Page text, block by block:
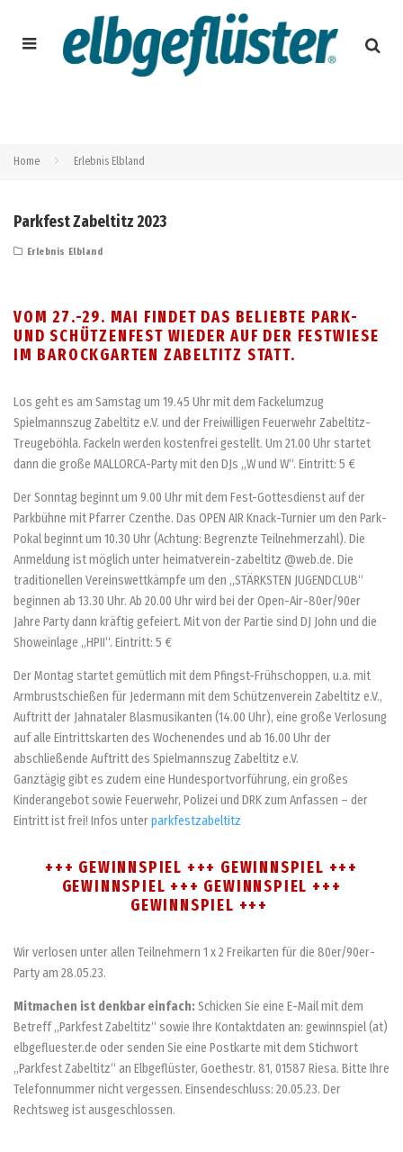
Home Erlebnis Elbland
Parkfest Zabeltitz 2023
Erlebnis Elbland
VOM 27.-29. MAI FINDET DAS BELIEBTE PARK-
UND SCHÜTZENFEST WIEDER AUF DER FESTWIESE
IM BAROCKGARTEN ZABELTITZ STATT.
Los geht es am Samstag um 19.45 Uhr mit dem Fackelumzug
Spielmannszug Zabeltitz e.V. und der Freiwilligen Feuerwehr Zabeltitz-
Treugeböhla. Fackeln werden kostenfrei gestellt. Um 21.00 Uhr startet
dann die große MALLORCA-Party mit den DJs „W und W“. Eintritt: 5 €
Der Sonntag beginnt um 9.00 Uhr mit dem Fest-Gottesdienst auf der
Parkbühne mit Pfarrer Czenthe. Das OPEN AIR Knack-Turnier um den Park-
Pokal beginnt um 10.30 Uhr (Achtung: Begrenzte Teilnehmerzahl). Die
Anmeldung ist möglich unter heimatverein-zabeltitz @web.de. Die
traditionellen Vereinswettkämpfe um den „STÄRKSTEN JUGENDCLUB“
beginnen ab 13.30 Uhr. Ab 20.00 Uhr wird bei der Open-Air-80er/90er
Jahre Party dann kräftig gefeiert. Mit von der Partie sind DJ John und die
Showeinlage „HPII“. Eintritt: 5 €
Der Montag startet gemütlich mit dem Pfingst-Frühschoppen, u.a. mit
Armbrustschießen für Jedermann mit dem Schützenverein Zabeltitz e.V.,
Auftritt der Jahnataler Blasmusikanten (14.00 Uhr), eine große Verlosung
auf alle Eintrittskarten des Wochenendes und ab 16.00 Uhr der
abschließende Auftritt des Spielmannszug Zabeltitz e.V.
Ganztägig gibt es zudem eine Hundesportvorführung, ein großes
Kinderangebot sowie Feuerwehr, Polizei und DRK zum Anfassen – der
Eintritt ist frei! Infos unterparkfestzabeltitz
+++ GEWINNSPIEL +++ GEWINNSPIEL +++
GEWINNSPIEL +++ GEWINNSPIEL +++
GEWINNSPIEL +++
Wir verlosen unter allen Teilnehmern 1 x 2 Freikarten für die 80er/90er-
Party am 28.05.23.
Mitmachen ist denkbar einfach: Schicken Sie eine E-Mail mit dem
Betreff „Parkfest Zabeltitz“ sowie Ihre Kontaktdaten an: gewinnspiel (at)
elbgefluester.de oder senden Sie eine Postkarte mit dem Stichwort
„Parkfest Zabeltitz“ an Elbgeflüster, Goethestr. 81, 01587 Riesa. Bitte Ihre
Telefonnummer nicht vergessen. Einsendeschluss: 20.05.23. Der
Rechtsweg ist ausgeschlossen.